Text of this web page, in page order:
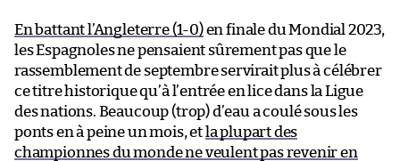
En battant l’Angleterre (1-0)en finale du Mondial 2023,
les Espagnoles ne pensaient sûrement pas que le
rassemblement de septembre servirait plus à célébrer
ce titre historique qu’à l’entrée en lice dans la Ligue
des nations. Beaucoup (trop) d’eau a coulé sous les
ponts en à peine un mois, et la plupart des
championnes du monde ne veulent pas revenir en